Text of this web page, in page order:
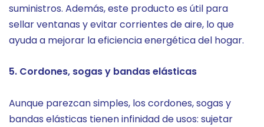
suministros. Además, este producto es útil para
sellar ventanas y evitar corrientes de aire, lo que
ayuda a mejorar la eficiencia energética del hogar.
5. Cordones, sogas y bandas elásticas
Aunque parezcan simples, los cordones, sogas y
bandas elásticas tienen infinidad de usos: sujetar